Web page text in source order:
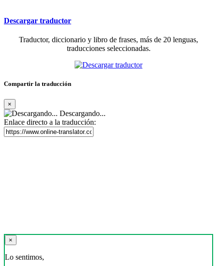
Descargar traductor
Traductor, diccionario y libro de frases, más de 20 lenguas,
traducciones seleccionadas.
Compartir la traducción
×
Descargando...
Enlace directo a la traducción:
×
Lo sentimos,